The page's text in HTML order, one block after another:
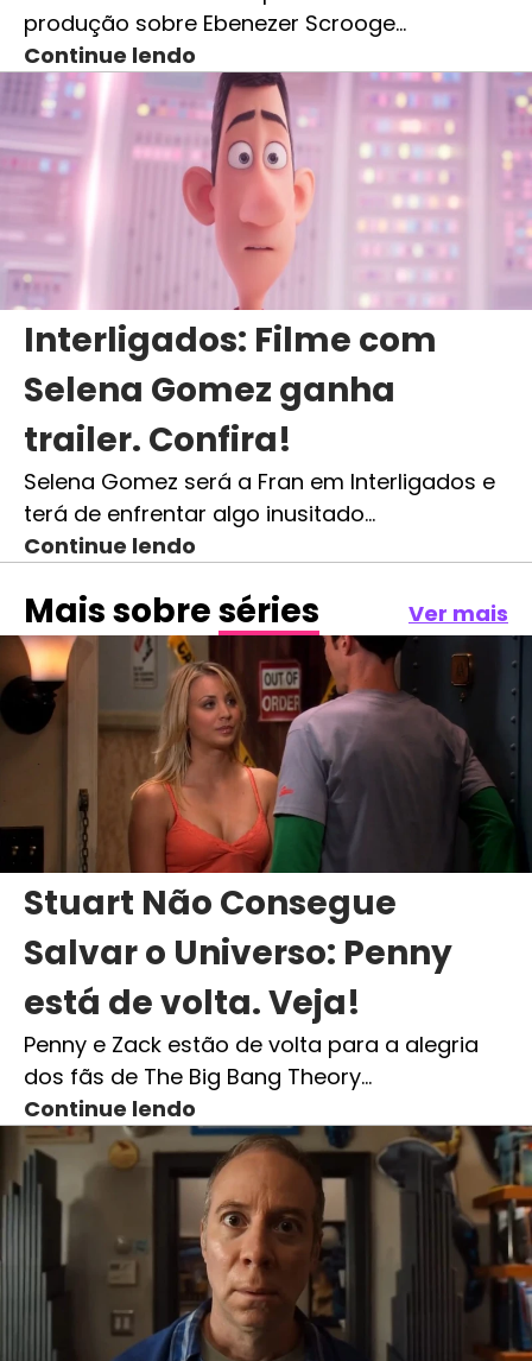
produção sobre Ebenezer Scrooge…
Continue lendo
Interligados: Filme com
Selena Gomez ganha
trailer. Confira!
Selena Gomez será a Fran em Interligados e
terá de enfrentar algo inusitado…
Continue lendo
Mais sobreséries Ver mais
Stuart Não Consegue
Salvar o Universo: Penny
está de volta. Veja!
Penny e Zack estão de volta para a alegria
dos fãs de The Big Bang Theory…
Continue lendo